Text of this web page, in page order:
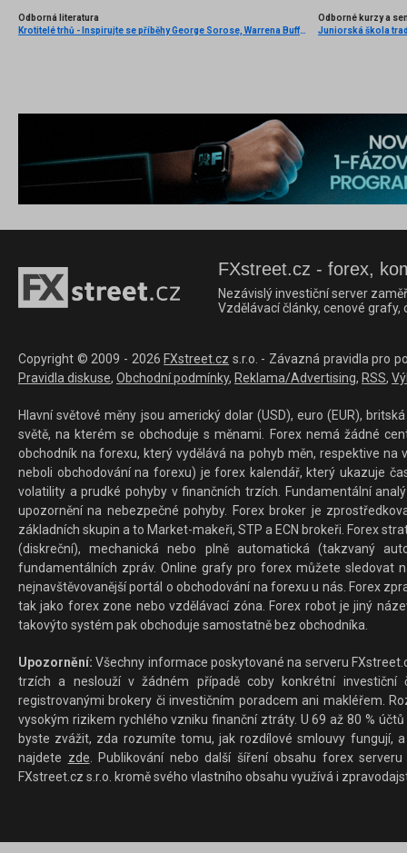
Odborná literatura
Krotitelé trhů - Inspirujte se příběhy George Sorose, Warrena Buffetta a Paula Volckera
Odborné kurzy a
Juniorská škola
FXstreet.cz - forex,
Nezávislý investiční server
Vzdělávací články, cenové
Copyright © 2009 - 2026 FXstreet.cz s.r.o. - Závazná pravidla pro
Pravidla diskuse, Obchodní podmínky, Reklama/Advertising, RSS,
Hlavní světové měny jsou americký dolar (USD), euro (EUR),
světě, na kterém se obchoduje s měnami. Forex nemá žádné
obchodník na forexu, který vydělává na pohyb měn, respektive
neboli obchodování na forexu) je forex kalendář, který ukazuje
volatility a prudké pohyby v finančních trzích. Fundamentální
upozornění na nebezpečné pohyby. Forex broker je
základních skupin a to Market-makeři, STP a ECN brokeři. Forex
(diskreční), mechanická nebo plně automatická (takzvaný
fundamentálních zpráv. Online grafy pro forex můžete sledovat
nejnavštěvovanější portál o obchodování na forexu u nás. Forex
tak jako forex zone nebo vzdělávací zóna. Forex robot je jiný
takovýto systém pak obchoduje samostatně bez obchodníka.
Upozornění: Všechny informace poskytované na serveru
trzích a neslouží v žádném případě coby konkrétní investiční
registrovanými brokery či investičním poradcem ani makléřem.
vysokým rizikem rychlého vzniku finanční ztráty. U 69 až 80 %
byste zvážit, zda rozumíte tomu, jak rozdílové smlouvy fungují,
najdete zde. Publikování nebo další šíření obsahu forex
FXstreet.cz s.r.o. kromě svého vlastního obsahu využívá i